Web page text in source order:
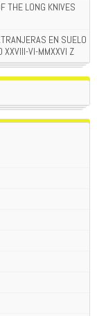
THE LONG KNIVES
EN SUELO
XXVIII-VI-MMXXVI Z